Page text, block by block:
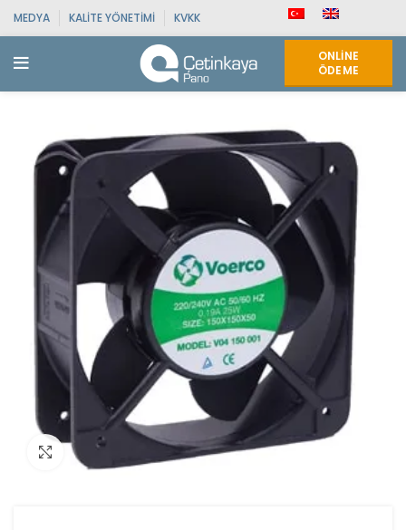
MEDYA KALITE YÖNETIMI KVKK
ONLINE
ÖDEME
Click to enlarge